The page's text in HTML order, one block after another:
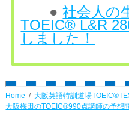
●社会人の
TOEIC® L&R
しました！
Home
大阪英語特訓道場
大阪梅田のTOEIC®990点講師の予想